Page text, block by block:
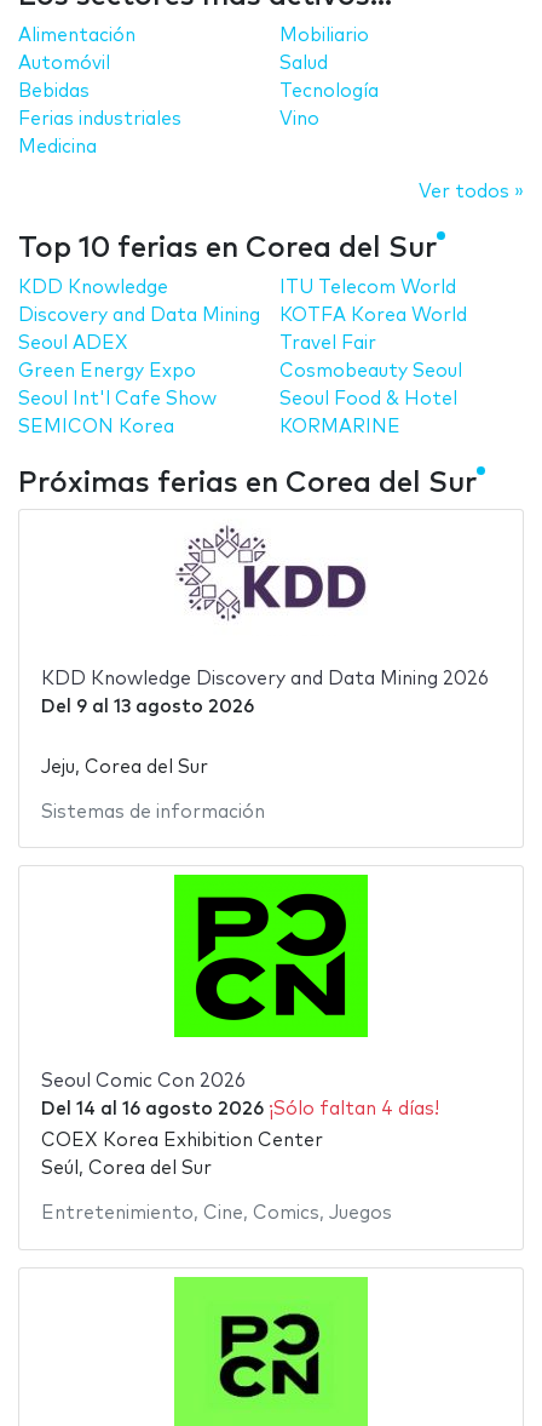
Alimentación
Automóvil
Bebidas
Ferias industriales
Medicina
Mobiliario
Salud
Tecnología
Vino
Ver todos »
Top 10 ferias en Corea del Sur
KDD Knowledge
Discovery and Data Mining
Seoul ADEX
Green Energy Expo
Seoul Int'l Cafe Show
SEMICON Korea
ITU Telecom World
KOTFA Korea World
Travel Fair
Cosmobeauty Seoul
Seoul Food & Hotel
KORMARINE
Próximas ferias en Corea del Sur
KDD Knowledge Discovery and Data Mining 2026
Del 9al 13 agosto 2026
Jeju, Corea del Sur
Sistemas de información
Seoul Comic Con 2026
Del 14 al 16 agosto 2026 ¡Sólo faltan 4 días!
COEX Korea Exhibition Center
Seúl, Corea del Sur
Entretenimiento, Cine, Comics, Juegos